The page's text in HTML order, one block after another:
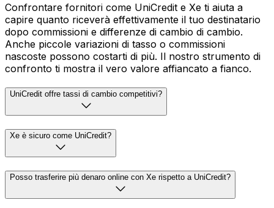
Confrontare fornitori come UniCredit e Xe ti aiuta a
capire quanto riceverà effettivamente il tuo destinatario
dopo commissioni e differenze di cambio di cambio.
Anche piccole variazioni di tasso o commissioni
nascoste possono costarti di più. Il nostro strumento di
confronto ti mostra il vero valore affiancato a fianco.
UniCredit offre tassi di cambio competitivi?
Xe è sicuro come UniCredit?
Posso trasferire più denaro online con Xe rispetto a UniCredit?